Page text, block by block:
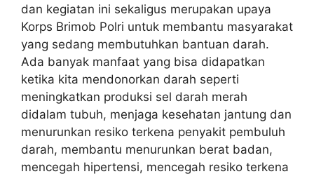
dan kegiatan ini sekaligus merupakan upaya
Korps Brimob Polri untuk membantu masyarakat
yang sedang membutuhkan bantuan darah.
Ada banyak manfaat yang bisa didapatkan
ketika kita mendonorkan darah seperti
meningkatkan produksi sel darah merah
didalam tubuh, menjaga kesehatan jantung dan
menurunkan resiko terkena penyakit pembuluh
darah, membantu menurunkan berat badan,
mencegah hipertensi, mencegah resiko terkena